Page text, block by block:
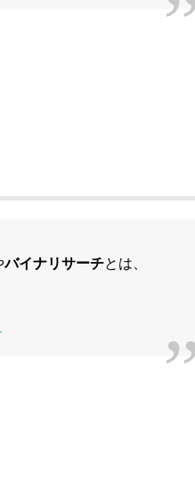
バイナリサーチとは、